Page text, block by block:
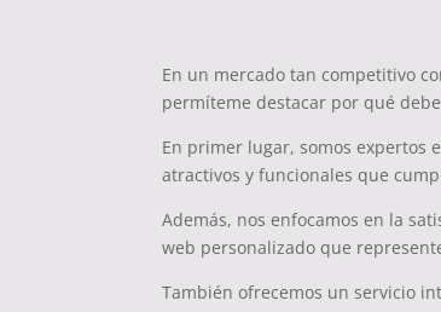
En un mercado tan competitivo
permíteme destacar por qué
En primer lugar, somos expertos
atractivos y funcionales que
Además, nos enfocamos en la
web personalizado que
También ofrecemos un servicio